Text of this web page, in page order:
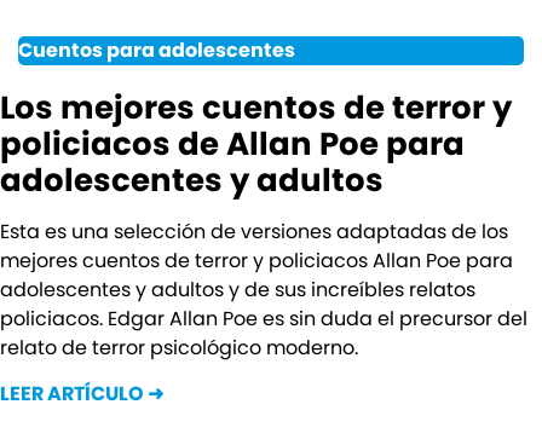
Cuentos para adolescentes
Los mejores cuentos de terror y
policiacos de Allan Poe para
adolescentes y adultos
Esta es una selección de versiones adaptadas de los
mejores cuentos de terror y policiacos Allan Poe para
adolescentes y adultos y de sus increíbles relatos
policiacos. Edgar Allan Poe es sin duda el precursor del
relato de terror psicológico moderno.
LEER ARTÍCULO ➜